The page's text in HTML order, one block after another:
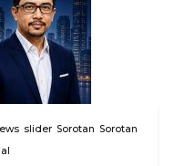
slider Sorotan Sorotan